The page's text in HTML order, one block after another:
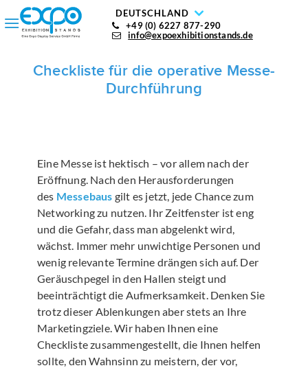
DEUTSCHLAND
+49 (0) 6227 877-290
info@expoexhibitionstands.de
Checkliste für die operative Messe-
Durchführung
Eine Messe ist hektisch – vor allem nach der
Eröffnung. Nach den Herausforderungen
des Messebaus gilt es jetzt, jede Chance zum
Networking zu nutzen. Ihr Zeitfenster ist eng
und die Gefahr, dass man abgelenkt wird,
wächst. Immer mehr unwichtige Personen und
wenig relevante Termine drängen sich auf. Der
Geräuschpegel in den Hallen steigt und
beeinträchtigt die Aufmerksamkeit. Denken Sie
trotz dieser Ablenkungen aber stets an Ihre
Marketingziele. Wir haben Ihnen eine
Checkliste zusammengestellt, die Ihnen helfen
sollte, den Wahnsinn zu meistern, der vor,